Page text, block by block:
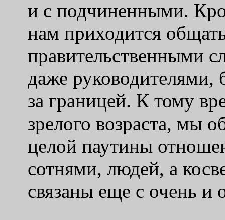
и с подчиненными.
нам приходится
правительственными
даже руководителями,
за границей. К тому
зрелого возраста, мы
целой паутины
сотнями, людей, а
связаны еще с очень и